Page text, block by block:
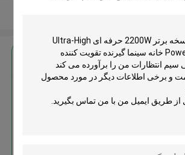
بهترين قيمت رو براي
حرفه ای Ultra-High Power 7.1